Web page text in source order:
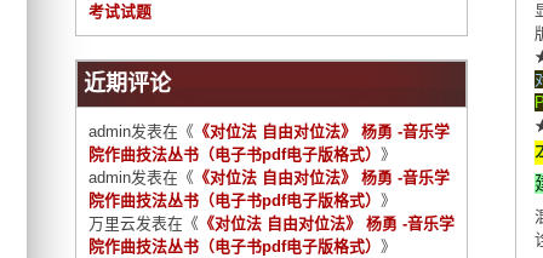
考试试题
近期评论
admin发表在《 《对位法 自由对位法》 杨勇 -音乐学
院作曲技法丛书（电子书pdf电子版格式） 》
admin发表在《 《对位法 自由对位法》 杨勇 -音乐学
院作曲技法丛书（电子书pdf电子版格式） 》
万里云发表在《 《对位法 自由对位法》 杨勇 -音乐学
院作曲技法丛书（电子书pdf电子版格式） 》